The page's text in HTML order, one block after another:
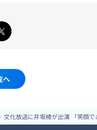
X
へ
文化放送に井坂綾が出演 「笑顔